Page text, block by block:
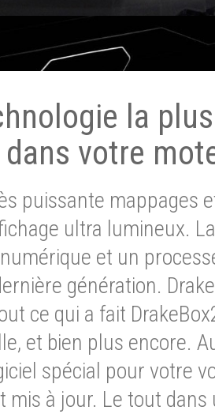
la plus
votre
puissante mappages
ultra lumineux. La
et un
génération.
ce qui a fait
et bien plus encore.
spécial pour votre
mis à jour. Le tout dans